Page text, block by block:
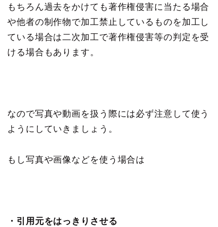
もちろん過去をかけても著作権侵害に当たる場合
や他者の制作物で加工禁止しているものを加工し
ている場合は二次加工で著作権侵害等の判定を受
ける場合もあります。
なので写真や動画を扱う際には必ず注意して使う
ようにしていきましょう。
もし写真や画像などを使う場合は
・引用元をはっきりさせる